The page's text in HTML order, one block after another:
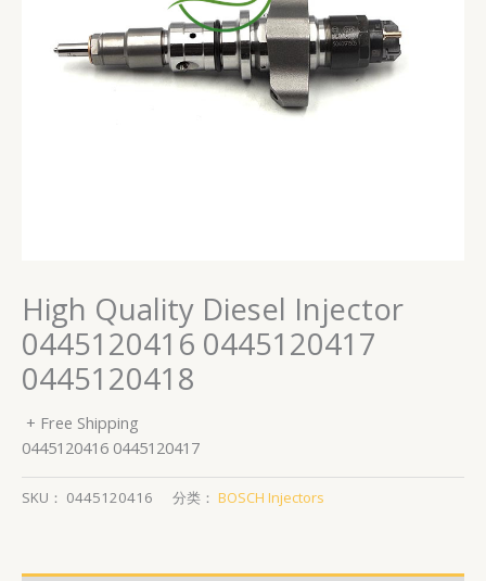
High Quality Diesel Injector
0445120416 0445120417
0445120418
+ Free Shipping
0445120416 0445120417
SKU： 0445120416 分类： BOSCH Injectors